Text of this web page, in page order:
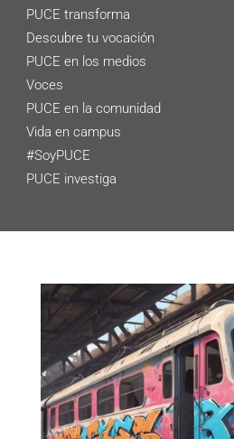
PUCE transforma
Descubre tu vocación
PUCE en los medios
Voces
PUCE en la comunidad
Vida en campus
#SoyPUCE
PUCE investiga